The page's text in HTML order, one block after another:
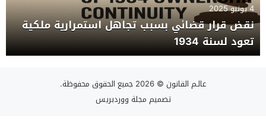
4 يونيو 2025
نقض قرار قضائي بسبب تجاهل استمرارية ملكية
تعود لسنة 1934
عالـم القانون © 2026 جميع الحقوق محفوظة.
تصميم مجلة ووردبريس